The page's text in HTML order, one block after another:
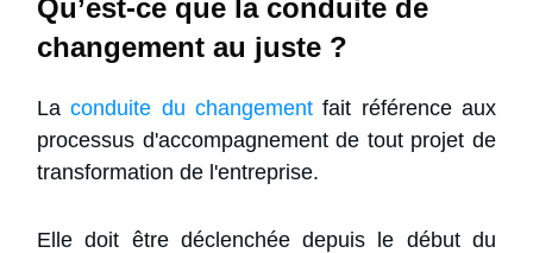
Qu’est-ce que la conduite de
changement au juste ?
Laconduite du changement fait référence aux
processus d'accompagnement de tout projet de
transformation de l'entreprise.
Elle doit être déclenchée depuis le début du